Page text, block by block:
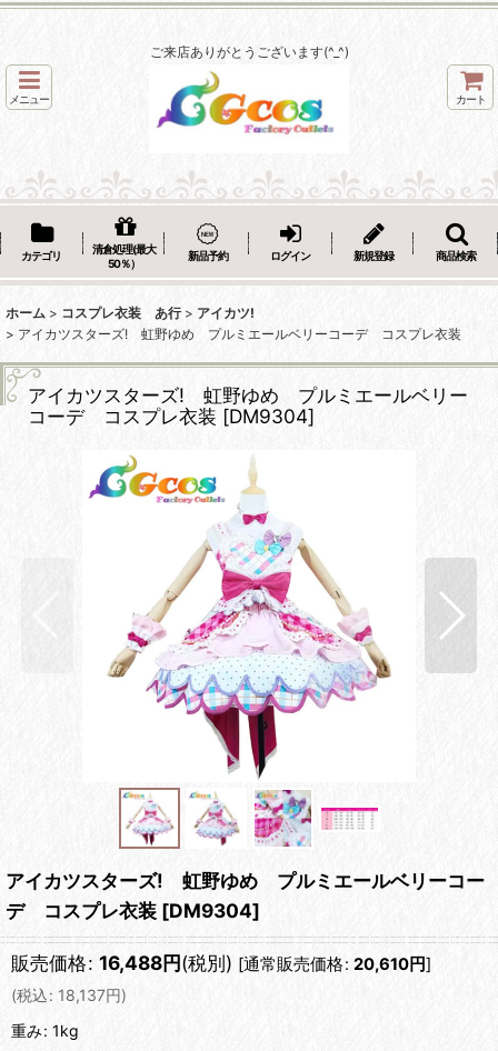
ご来店ありがとうございます(^_^)
メニュー カート
カテゴリ
清倉処理(最大
50％）
新品予約 ログイン 新規登録 商品検索
ホーム > コスプレ衣装 あ行 > アイカツ!
> アイカツスターズ! 虹野ゆめ プルミエールベリーコーデ コスプレ衣装
アイカツスターズ! 虹野ゆめ プルミエールベリー
コーデ コスプレ衣装 [DM9304]
アイカツスターズ! 虹野ゆめ プルミエールベリーコー
デ コスプレ衣装 [DM9304]
販売価格: 16,488円(税別) [通常販売価格: 20,610円]
(税込: 18,137円)
重み: 1kg